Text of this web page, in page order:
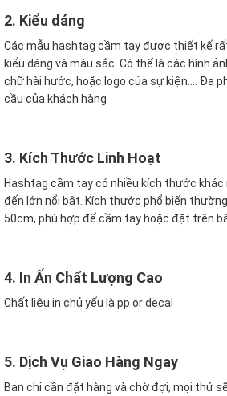
2. Kiểu dáng
Các mẫu hashtag cầm tay được thiết kế
kiểu dáng và màu sắc. Có thể là các hình
chữ hài hước, hoặc logo của sự kiện…. Đa
cầu của khách hàng
3. Kích Thước Linh Hoạt
Hashtag cầm tay có nhiều kích thước khác
đến lớn nổi bật. Kích thước phổ biến
50cm, phù hợp để cầm tay hoặc đặt trên
4. In Ấn Chất Lượng Cao
Chất liệu in chủ yếu là pp or decal
5. Dịch Vụ Giao Hàng Ngay
Bạn chỉ cần đặt hàng và chờ đợi, mọi thứ